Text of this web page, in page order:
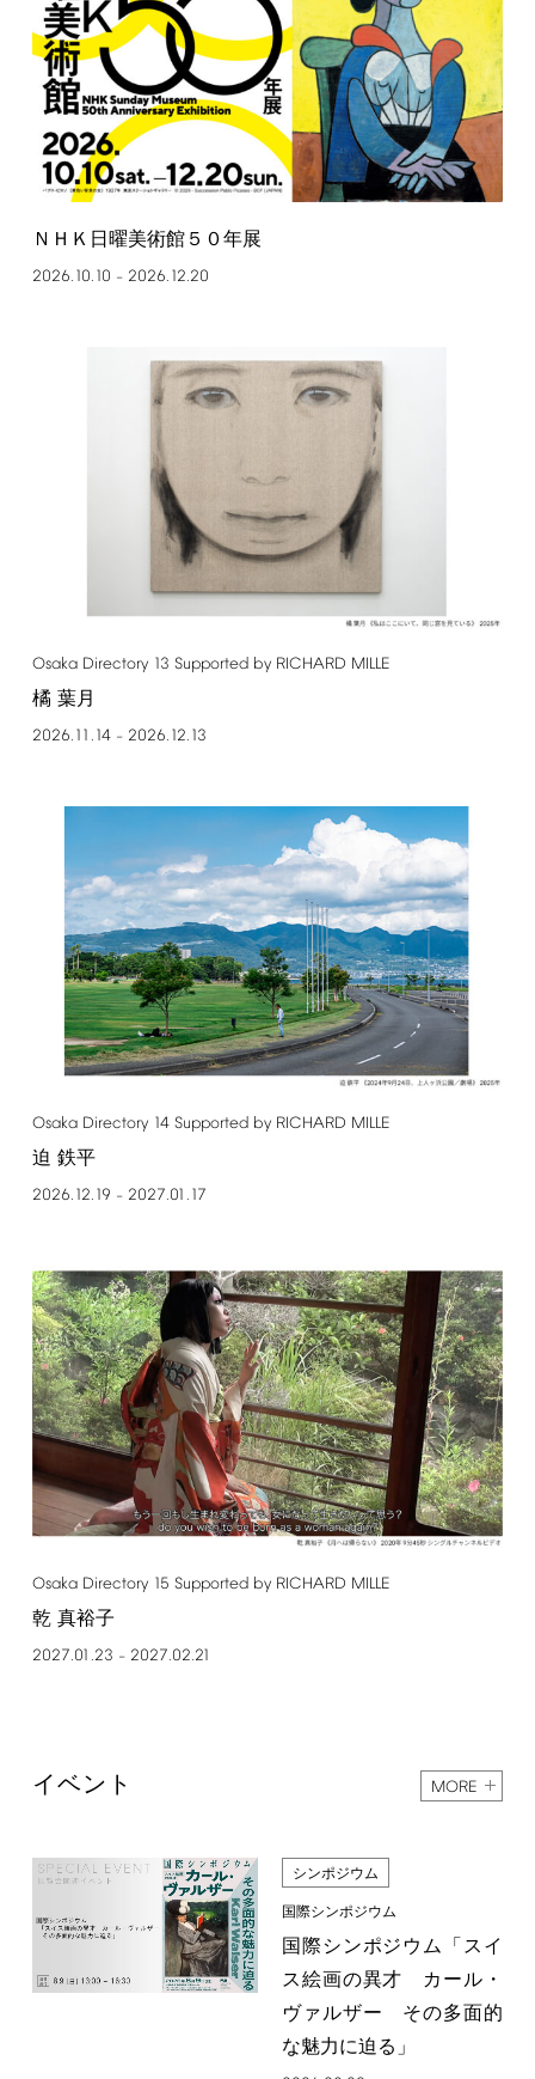
ＮＨＫ日曜美術館５０年展
2026.10.10 – 2026.12.20
Osaka Directory 13 Supported by RICHARD MILLE
橘 葉月
2026.11.14– 2026.12.13
Osaka Directory 14 Supported by RICHARD MILLE
迫 鉄平
2026.12.19 – 2027.01.17
Osaka Directory 15 Supported by RICHARD MILLE
乾 真裕子
2027.01.23 – 2027.02.21
イベント MORE
シンポジウム
国際シンポジウム
国際シンポジウム「スイ
ス絵画の異才 カール・
ヴァルザー その多面的
な魅力に迫る」